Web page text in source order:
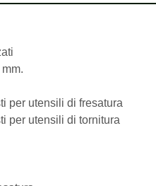
per utensili di fresatura
per utensili di tornitura